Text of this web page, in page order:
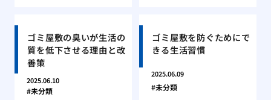
ゴミ屋敷の臭いが生活の
質を低下させる理由と改
善策
2025.06.10
未分類
ゴミ屋敷を防ぐためにで
きる生活習慣
2025.06.09
未分類